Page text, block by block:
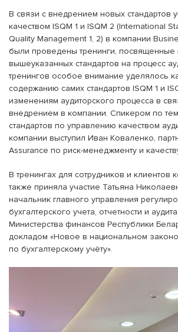
В связи с внедрением новых стандартов
качеством ISQM 1 и ISQM 2 (International
Quality Management 1, 2) в компании
были проведены тренинги, посвященные
вышеуказанных стандартов на процесс
тренингов особое внимание уделялось
содержанию самих стандартов ISQM 1 и
изменениям аудиторского процесса в
внедрением в компании. Спикером по
стандартов по управлению качеством
компании выступил Иван Коваленко,
Assurance по риск-менеджменту и
В тренингах для сотрудников и клиентов
также приняла участие Татьяна
начальник главного управления
бухгалтерского учета, отчетности и аудита
Министерства финансов Республики
докладом «Новое в национальном
по бухгалтерскому учёту».